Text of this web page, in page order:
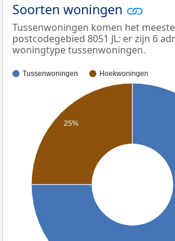
Soorten woningen
Tussenwoningen komen het
postcodegebied 8051 JL: er zijn 6
woningtype tussenwoningen.
Tussenwoningen Hoekwoningen
25%